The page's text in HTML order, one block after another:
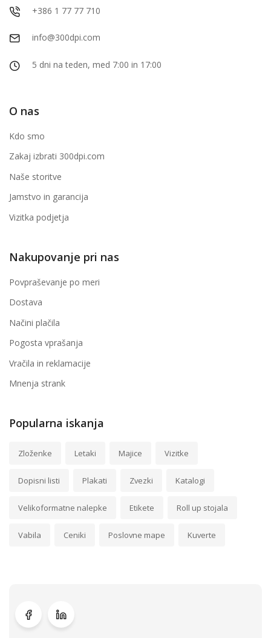
+386 1 77 77 710
info@300dpi.com
5 dni na teden, med 7:00 in 17:00
O nas
Kdo smo
Zakaj izbrati 300dpi.com
Naše storitve
Jamstvo in garancija
Vizitka podjetja
Nakupovanje pri nas
Povpraševanje po meri
Dostava
Načini plačila
Pogosta vprašanja
Vračila in reklamacije
Mnenja strank
Popularna iskanja
Zloženke Letaki Majice Vizitke
Dopisni listi Plakati Zvezki Katalogi
Velikoformatne nalepke Etikete Roll up stojala
Vabila Ceniki Poslovne mape Kuverte